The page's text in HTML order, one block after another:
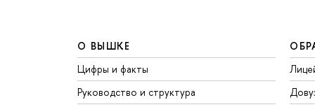
О ВЫШКЕ
Цифры и факты
Руководство и структура